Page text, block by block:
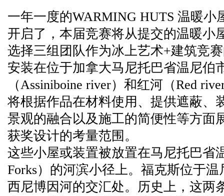
一年一度的WARMING HUTS 温暖小
开启了，本届竞赛将从提交的温暖小
选择三组团队作为冰上艺术+建筑竞
安装在位于加拿大马尼托巴省温尼伯
（Assiniboine river）和红河（Red
将根据作品在材料使用、提供遮蔽、
景观的融合以及施工的简便性等方面
获奖设计的考量范围。
这些小屋或装置被放置在马尼托巴省
Forks）的河滨小径上。福克斯位于
西尼博因河的交汇处。历史上，这两